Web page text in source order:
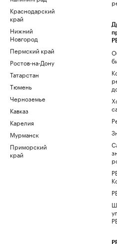
Краснодарский
край
Нижний
Новгород
Пермский край
Ростов-на-Дону
Татарстан
Тюмень
Черноземье
Кавказ
Карелия
Мурманск
Приморский
край